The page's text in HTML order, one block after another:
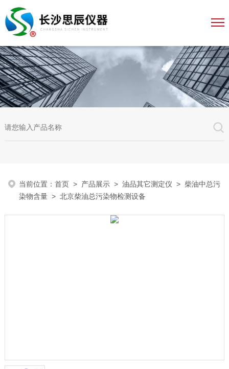
当前位置：首页 > 产品展示 >油品其它测定仪 > 柴油中总污
染物含量 > 北京柴油总污染物检测设备